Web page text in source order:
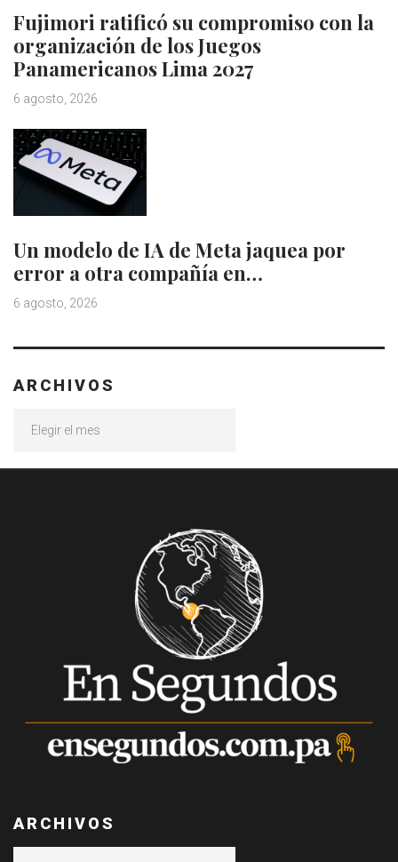
Fujimori ratificó su compromiso con la
organización de los Juegos
Panamericanos Lima 2027
6 agosto, 2026
Un modelo de IA de Meta jaquea por
error a otra compañía en…
6 agosto, 2026
ARCHIVOS
ARCHIVOS